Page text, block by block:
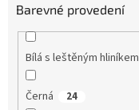
Barevné provedení
Bílá s leštěným hliníkem
Černá 24